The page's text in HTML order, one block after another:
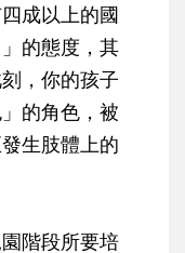
成以上的國
的態度，其
，你的孩子
的角色，被
生肢體上的
階段所要培